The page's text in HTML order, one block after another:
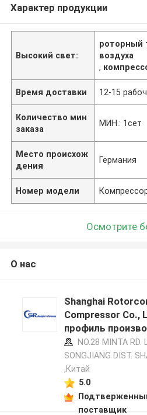
Характер продукции
Высокий свет:
роторный
воздуха
,
Время доставки 12-15
Количество мин
заказа
МИН.: 1сет
Место происхож
дения
Германия
Номер модели
Осмотрите
О нас
Shanghai
Compressor Co.,
профиль
NO.28 MINTA RD.
SONGJIANG DIST.
,Китай
5.0
поставщик